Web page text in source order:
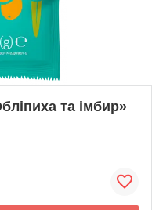
та імбир»